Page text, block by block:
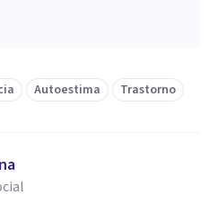
Autoestima Trastorno